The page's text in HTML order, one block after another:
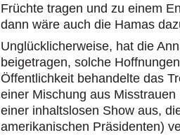
Früchte tragen und zu einem
dann wäre auch die Hamas
Unglücklicherweise, hat die
beigetragen, solche
Öffentlichkeit behandelte das
einer Mischung aus
einer inhaltslosen Show aus,
amerikanischen Präsidenten)